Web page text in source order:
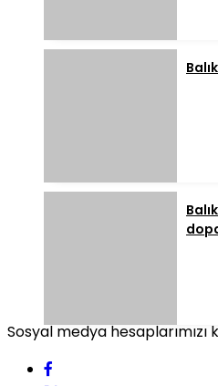
Sosyal medya hesaplarımızı